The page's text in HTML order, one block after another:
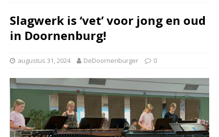
Slagwerk is ‘vet’ voor jong en oud
in Doornenburg!
augustus 31, 2024 DeDoornenburger 0